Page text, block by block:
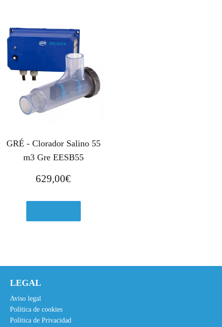
GRÉ - Clorador Salino 55
m3 Gre EESB55
629,00€
LEGAL
Aviso legal
Política de cookies
Política de Privacidad